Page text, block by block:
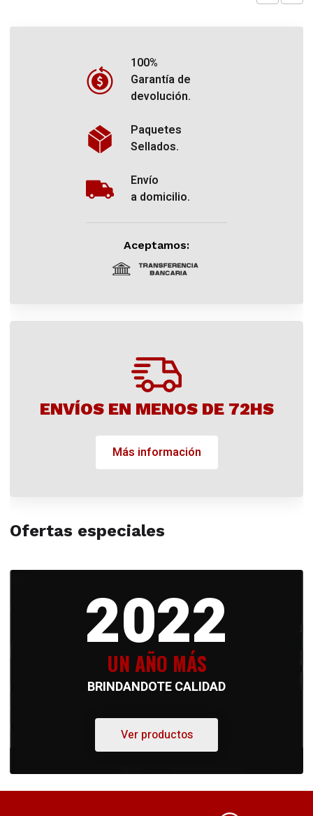
100%
Garantía de
devolución.
Paquetes
Sellados.
Envío
a domicilio.
Aceptamos:
ENVÍOS EN MENOS DE 72HS
Más información
Ofertas especiales
2022
UN AÑO MÁS
BRINDANDOTE CALIDAD
Ver productos